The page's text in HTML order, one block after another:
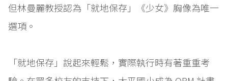
但林曼麗教授認為「就地保存」《少女》胸像為唯一
選項。
「就地保存」說起來輕鬆，實際執行時有著重重考